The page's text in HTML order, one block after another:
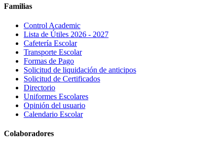
Familias
Control Academic
Lista de Útiles 2026 - 2027
Cafetería Escolar
Transporte Escolar
Formas de Pago
Solicitud de liquidación de anticipos
Solicitud de Certificados
Directorio
Uniformes Escolares
Opinión del usuario
Calendario Escolar
Colaboradores